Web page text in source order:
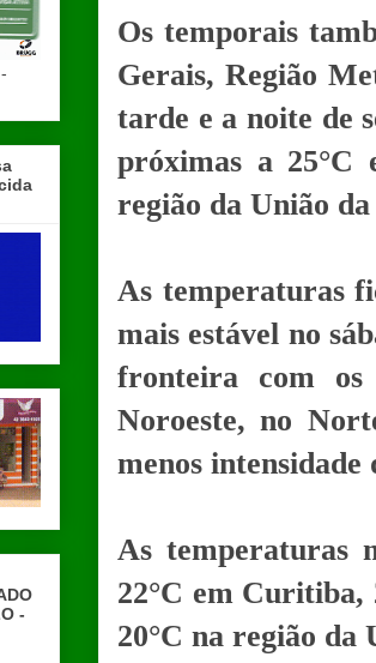
Os temporais
Gerais, Região
tarde e a noite de
próximas a 25°C
região da União
As temperaturas
mais estável no
fronteira com os
Noroeste, no
menos
As temperaturas
22°C em Curitiba,
20°C na região
-